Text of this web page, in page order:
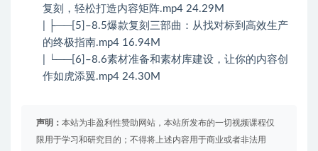
复刻，轻松打造内容矩阵.mp4 24.29M
| ├──[5]–8.5爆款复刻三部曲：从找对标到高效生产
的终极指南.mp4 16.94M
| └──[6]–8.6素材准备和素材库建设，让你的内容创
作如虎添翼.mp4 24.30M
声明： 本站为非盈利性赞助网站，本站所发布的一切视频课程仅
限用于学习和研究目的；不得将上述内容用于商业或者非法用